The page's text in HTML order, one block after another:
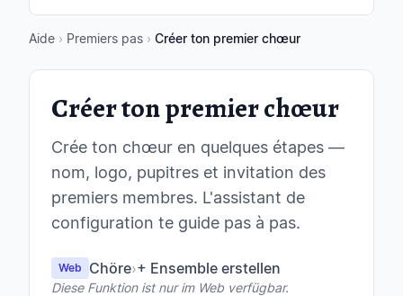
Aide › Premiers pas › Créer ton premier chœur
Créer ton premier chœur
Crée ton chœur en quelques étapes —
nom, logo, pupitres et invitation des
premiers membres. L'assistant de
configuration te guide pas à pas.
Web Chöre›+ Ensemble erstellen
Diese Funktion ist nur im Web verfügbar.